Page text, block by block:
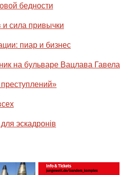
бедности
и сила привычки
пиар и бизнес
на бульваре Вацлава Гавела
эскадронiв